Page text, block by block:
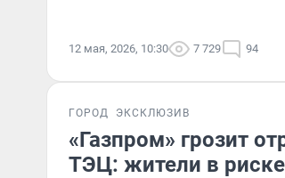
12 мая, 2026, 10:30 7 729 94
ГОРОД ЭКСКЛЮЗИВ
«Газпром» грозит
ТЭЦ: жители в